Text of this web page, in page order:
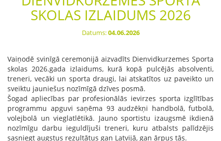
SKOLAS IZLAIDUMS 2026
Datums:04.06.2026
Vaiņodē svinīgā ceremonijā aizvadīts Dienvidkurzemes Sporta
skolas 2026.gada izlaidums, kurā kopā pulcējās absolventi,
treneri, vecāki un sporta draugi, lai atskatītos uz paveikto un
sveiktu jauniešus nozīmīgā dzīves posmā.
Šogad apliecības par profesionālās ievirzes sporta izglītības
programmu apguvi saņēma 93 audzēkņi handbolā, futbolā,
volejbolā un vieglatlētikā. Jauno sportistu izaugsmē ikdienā
nozīmīgu darbu ieguldījuši treneri, kuru atbalsts palīdzējis
sasniegt augstus rezultātus gan Latvijā, gan ārpus tās.